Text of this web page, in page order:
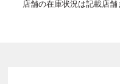
店舗の在庫状況は記載店舗